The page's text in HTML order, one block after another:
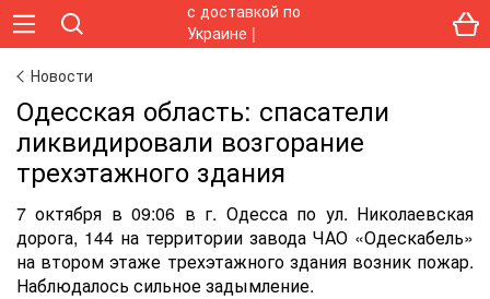
Новости
Одесская область: спасатели
ликвидировали возгорание
трехэтажного здания
7 октября в 09:06 в г. Одесса по ул. Николаевская
дорога, 144 на территории завода ЧАО «Одескабель»
на втором этаже трехэтажного здания возник пожар.
Наблюдалось сильное задымление.